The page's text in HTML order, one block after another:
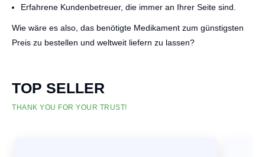
Erfahrene Kundenbetreuer, die immer an Ihrer Seite sind.
Wie wäre es also, das benötigte Medikament zum günstigsten
Preis zu bestellen und weltweit liefern zu lassen?
TOP SELLER
THANK YOU FOR YOUR TRUST!